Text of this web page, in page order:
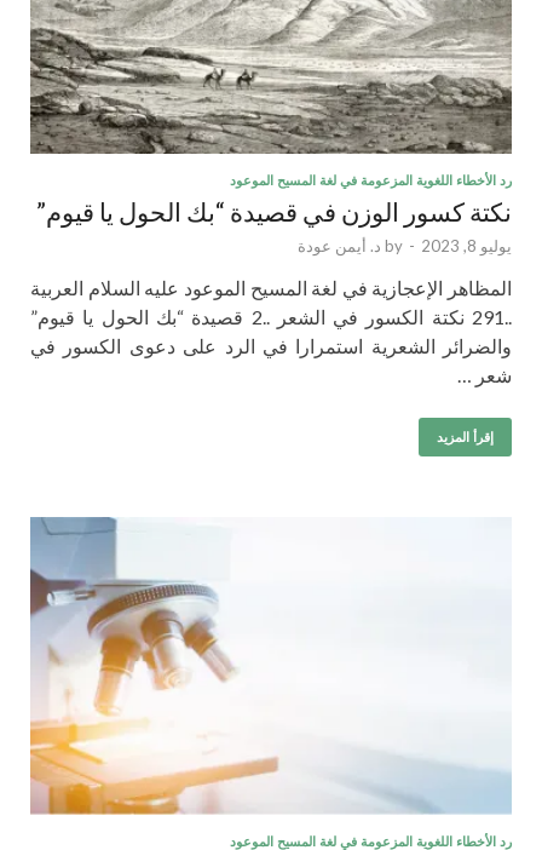
رد الأخطاء اللغوية المزعومة في لغة المسيح الموعود
نكتة كسور الوزن في قصيدة “بك الحول يا قيوم”
يوليو 8, 2023 -
by د. أيمن عودة
المظاهر الإعجازية في لغة المسيح الموعود عليه السلام العربية
..291 نكتة الكسور في الشعر ..2 قصيدة “بك الحول يا قيوم”
والضرائر الشعرية استمرارا في الرد على دعوى الكسور في
شعر …
إقرأ المزيد
رد الأخطاء اللغوية المزعومة في لغة المسيح الموعود